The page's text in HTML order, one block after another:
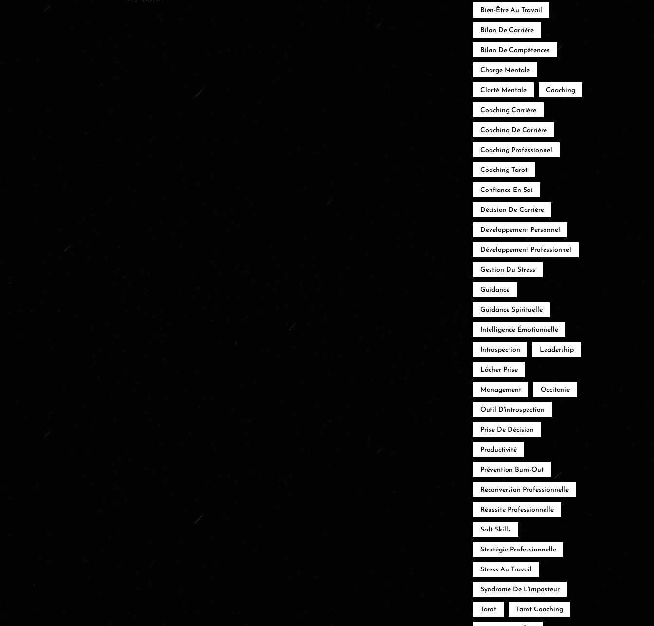
Bien-Être Au Travail
Bilan De Carrière
Bilan De Compétences
Charge Mentale
Clarté Mentale Coaching
Coaching Carrière
Coaching De Carrière
Coaching Professionnel
Coaching Tarot
Confiance En Soi
Décision De Carrière
Développement Personnel
Développement Professionnel
Gestion Du Stress
Guidance
Guidance Spirituelle
Intelligence Émotionnelle
Introspection Leadership
Lâcher Prise
Management Occitanie
Outil D'introspection
Prise De Décision
Productivité
Prévention Burn-Out
Reconversion Professionnelle
Réussite Professionnelle
Soft Skills
Stratégie Professionnelle
Stress Au Travail
Syndrome De L'imposteur
Tarot Tarot Coaching